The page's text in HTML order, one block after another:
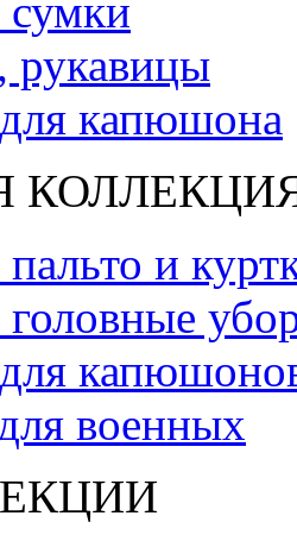
рукавицы
капюшона
и
военных